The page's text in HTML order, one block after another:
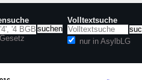
Gesetz
Volltextsuche
nur in AsylbLG